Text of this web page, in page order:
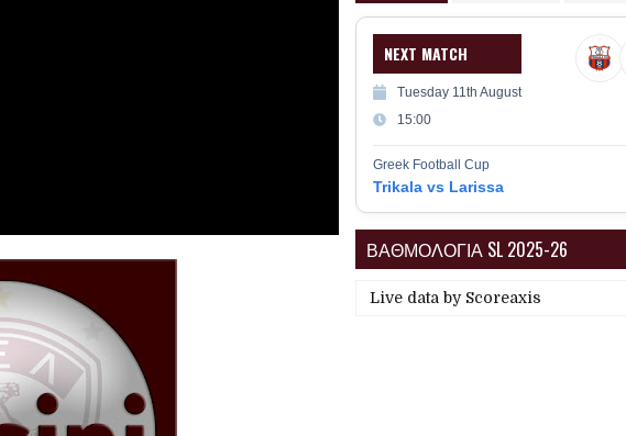
NEXT MATCH
Tuesday 11th August
15:00
Greek Football Cup
Trikala vs Larissa
ΒΑΘΜΟΛΟΓΙΑ SL 2025-26
Live data by Scoreaxis